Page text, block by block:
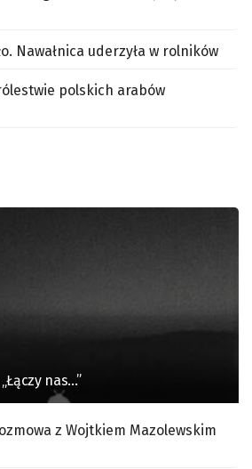
Nawałnica uderzyła w rolników
polskich arabów
„Łączy nas…”
z Wojtkiem Mazolewskim